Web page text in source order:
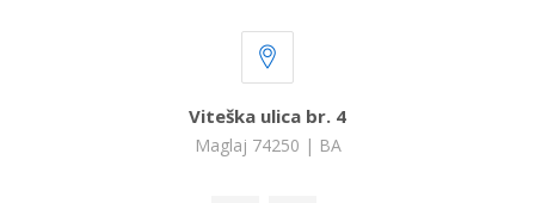
Viteška ulica br. 4
Maglaj 74250 | BA